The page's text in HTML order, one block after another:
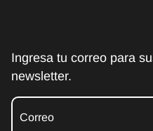
Ingresa tu correo para
newsletter.